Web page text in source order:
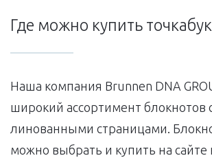
Где можно купить точкабук
Наша компания Brunnen DNA
широкий ассортимент блокнотов
линованными страницами.
можно выбрать и купить на сайте